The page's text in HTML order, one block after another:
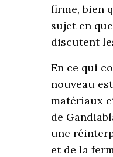
firme, bien
sujet en
discutent
En ce qui
nouveau
matériaux
de
une
et de la